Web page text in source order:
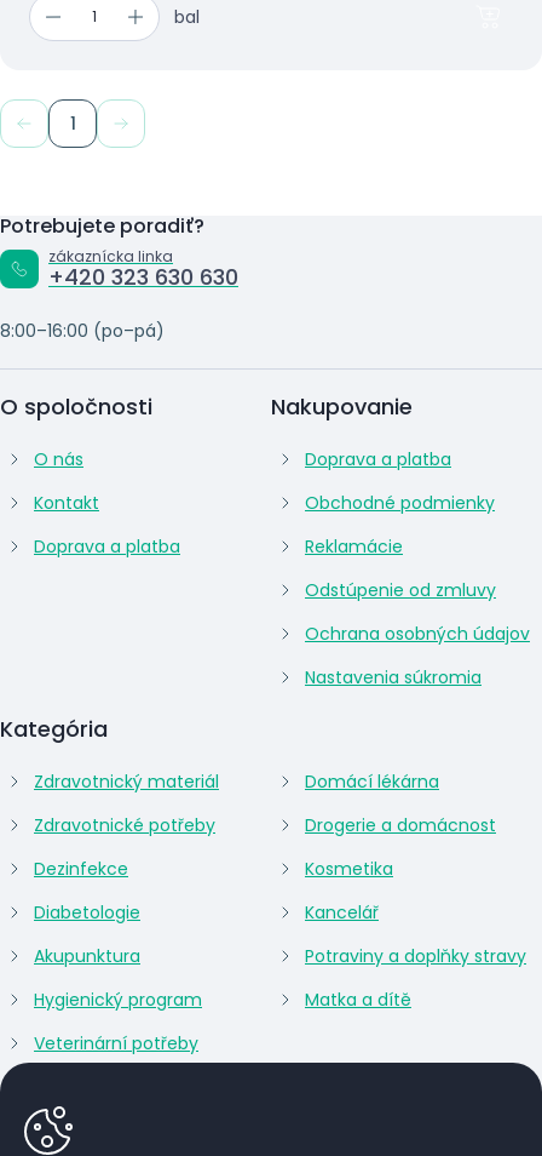
bal
1
Potrebujete poradiť?
zákaznícka linka
+420 323 630 630
8:00–16:00 (po–pá)
O spoločnosti
O nás
Kontakt
Doprava a platba
Kategória
Zdravotnický materiál
Zdravotnické potřeby
Dezinfekce
Diabetologie
Akupunktura
Hygienický program
Veterinární potřeby
Domácí lékárna
Drogerie a domácnost
Kosmetika
Kancelář
Potraviny a doplňky stravy
Matka a dítě
Nakupovanie
Doprava a platba
Obchodné podmienky
Reklamácie
Odstúpenie od zmluvy
Ochrana osobných údajov
Nastavenia súkromia